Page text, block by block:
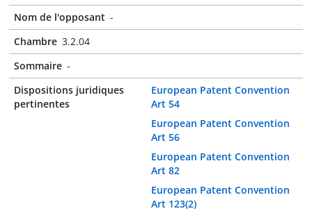
Nom de l'opposant -
Chambre 3.2.04
Sommaire -
Dispositions juridiques
pertinentes
European Patent Convention
Art 54
European Patent Convention
Art 56
European Patent Convention
Art 82
European Patent Convention
Art 123(2)